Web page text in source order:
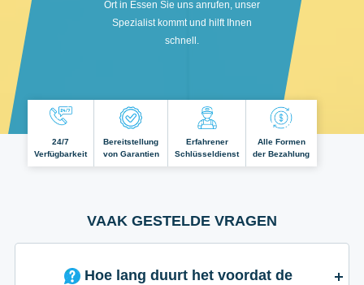
Ort in Essen Sie uns anrufen, unser
Spezialist kommt und hilft Ihnen
schnell.
24/7
Verfügbarkeit
Bereitstellung
von Garantien
Erfahrener
Schlüsseldienst
Alle Formen
der Bezahlung
VAAK GESTELDE VRAGEN